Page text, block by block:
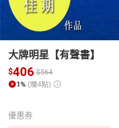
大牌明星【有聲書】
$406 $564
1% (賺4點)
優惠券